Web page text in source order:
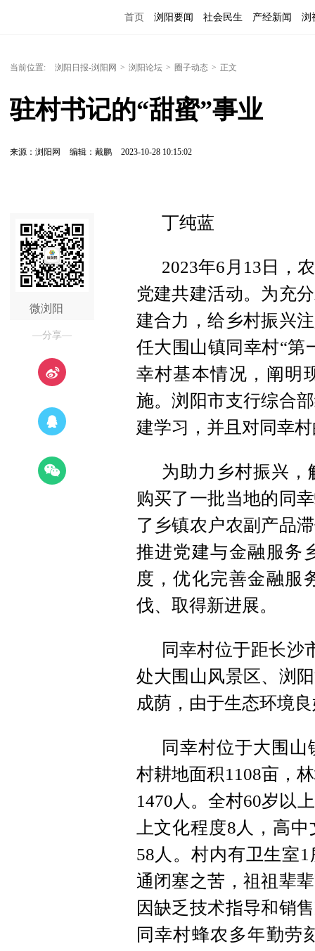
首页 浏阳要闻 社会民生 产经新闻 浏
当前位置: 浏阳日报-浏阳网 > 浏阳论坛 > 圈子动态 > 正文
驻村书记的“甜蜜”事业
来源：浏阳网 编辑：戴鹏 2023-10-28 10:15:02
微浏阳
—分享—
丁纯蓝
2023年6月13日，
党建共建活动。为充
建合力，给乡村振兴
任大围山镇同幸村“第
幸村基本情况，阐明
施。浏阳市支行综合
建学习，并且对同幸
为助力乡村振兴
购买了一批当地的同
了乡镇农户农副产品
推进党建与金融服务
度，优化完善金融服
伐、取得新进展。
同幸村位于距长沙
处大围山风景区、浏
成荫，由于生态环境
同幸村位于大围
村耕地面积1108亩，
1470人。全村60岁以
上文化程度8人，高
58人。村内有卫生室
通闭塞之苦，祖祖辈
因缺乏技术指导和销
同幸村蜂农多年勤劳